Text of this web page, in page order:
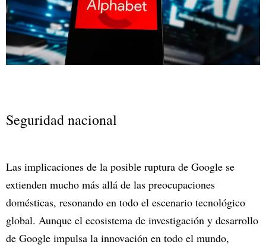
Seguridad nacional
Las implicaciones de la posible ruptura de Google se
extienden mucho más allá de las preocupaciones
domésticas, resonando en todo el escenario tecnológico
global. Aunque el ecosistema de investigación y desarrollo
de Google impulsa la innovación en todo el mundo,